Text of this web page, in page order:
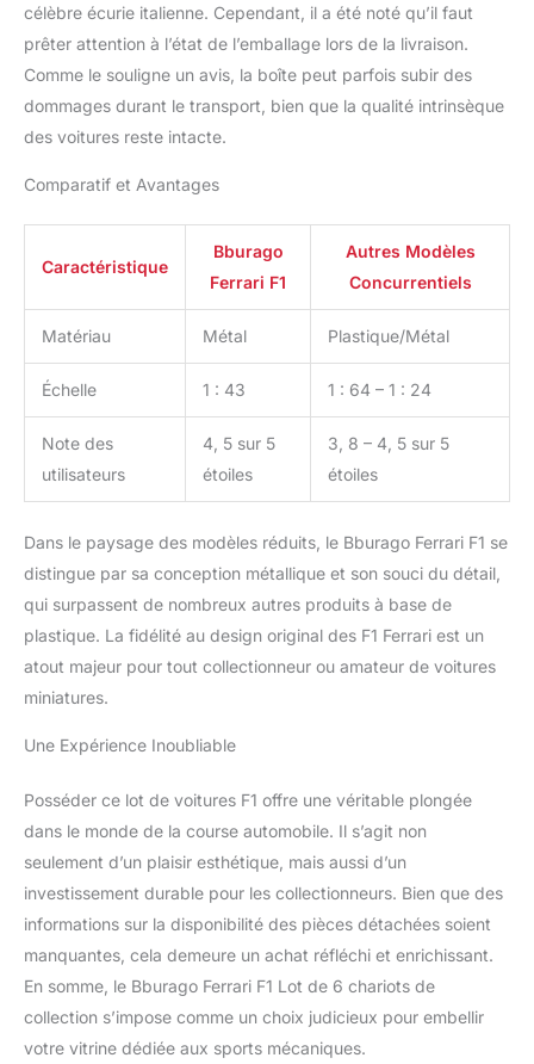
célèbre écurie italienne. Cependant, il a été noté qu’il faut
prêter attention à l’état de l’emballage lors de la livraison.
Comme le souligne un avis, la boîte peut parfois subir des
dommages durant le transport, bien que la qualité intrinsèque
des voitures reste intacte.
Comparatif et Avantages
Caractéristique
Bburago
Ferrari F1
Autres Modèles
Concurrentiels
Matériau Métal Plastique/Métal
Échelle 1 : 43 1 : 64 – 1 : 24
Note des
utilisateurs
4, 5 sur 5
étoiles
3, 8 – 4, 5 sur 5
étoiles
Dans le paysage des modèles réduits, le Bburago Ferrari F1 se
distingue par sa conception métallique et son souci du détail,
qui surpassent de nombreux autres produits à base de
plastique. La fidélité au design original des F1 Ferrari est un
atout majeur pour tout collectionneur ou amateur de voitures
miniatures.
Une Expérience Inoubliable
Posséder ce lot de voitures F1 offre une véritable plongée
dans le monde de la course automobile. Il s’agit non
seulement d’un plaisir esthétique, mais aussi d’un
investissement durable pour les collectionneurs. Bien que des
informations sur la disponibilité des pièces détachées soient
manquantes, cela demeure un achat réfléchi et enrichissant.
En somme, le Bburago Ferrari F1 Lot de 6 chariots de
collection s’impose comme un choix judicieux pour embellir
votre vitrine dédiée aux sports mécaniques.